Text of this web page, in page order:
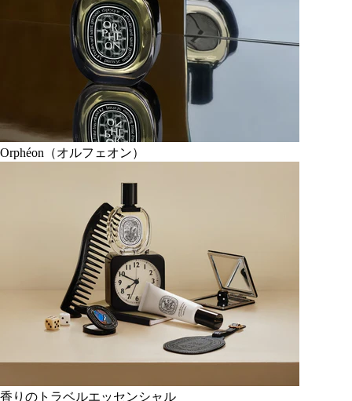
Orphéon（オルフェオン）
香りのトラベルエッセンシャル